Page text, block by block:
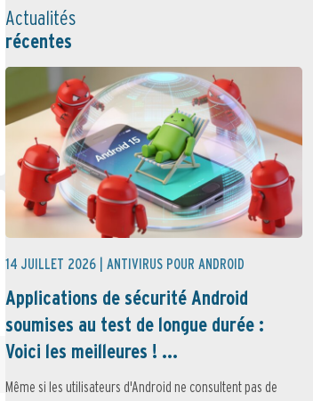
Actualités
récentes
14 JUILLET 2026 | ANTIVIRUS POUR ANDROID
Applications de sécurité Android
soumises au test de longue durée :
Voici les meilleures ! ...
Même si les utilisateurs d'Android ne consultent pas de